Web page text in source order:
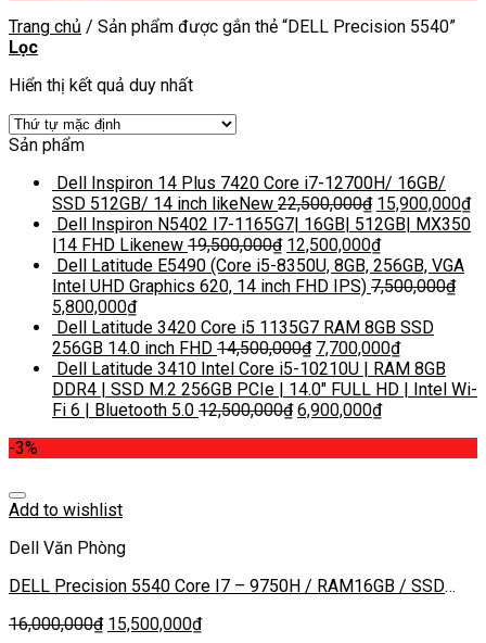
Trang chủ / Sản phẩm được gắn thẻ “DELL Precision 5540”
Lọc
Hiển thị kết quả duy nhất
Sản phẩm
Dell Inspiron 14 Plus 7420 Core i7-12700H/ 16GB/
SSD 512GB/ 14 inch likeNew 22,500,000₫ 15,900,000₫
Dell Inspiron N5402 I7-1165G7| 16GB| 512GB| MX350
|14 FHD Likenew 19,500,000₫ 12,500,000₫
Dell Latitude E5490 (Core i5-8350U, 8GB, 256GB, VGA
Intel UHD Graphics 620, 14 inch FHD IPS) 7,500,000₫
5,800,000₫
Dell Latitude 3420 Core i5 1135G7 RAM 8GB SSD
256GB 14.0 inch FHD 14,500,000₫ 7,700,000₫
Dell Latitude 3410 Intel Core i5-10210U | RAM 8GB
DDR4 | SSD M.2 256GB PCIe | 14.0″ FULL HD | Intel Wi-
Fi 6 | Bluetooth 5.0 12,500,000₫ 6,900,000₫
-3%
Add to wishlist
Dell Văn Phòng
DELL Precision 5540 Core I7 – 9750H / RAM16GB / SSD
16,000,000₫ 15,500,000₫